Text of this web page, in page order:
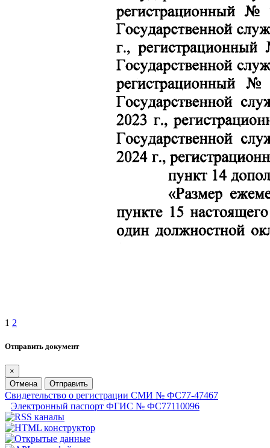
1 2
Отправить документ
×
Отмена
Отправить
Свидетельство о регистрации СМИ № ФС77-47467
Электронный паспорт ФГИС № ФС77110096